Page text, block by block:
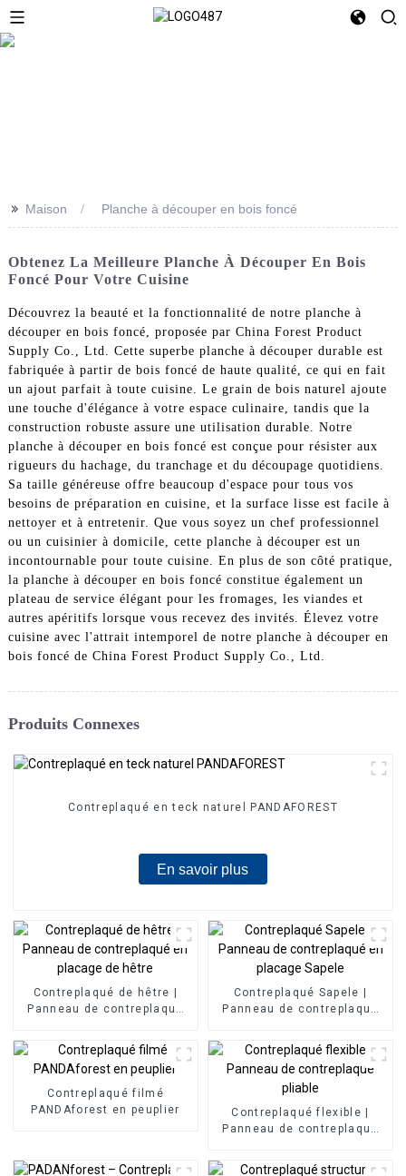
>> Maison Planche à découper en bois foncé
Obtenez La Meilleure Planche À Découper En Bois
Foncé Pour Votre Cuisine
Découvrez la beauté et la fonctionnalité de notre planche à
découper en bois foncé, proposée par China Forest Product
Supply Co., Ltd. Cette superbe planche à découper durable est
fabriquée à partir de bois foncé de haute qualité, ce qui en fait
un ajout parfait à toute cuisine. Le grain de bois naturel ajoute
une touche d'élégance à votre espace culinaire, tandis que la
construction robuste assure une utilisation durable. Notre
planche à découper en bois foncé est conçue pour résister aux
rigueurs du hachage, du tranchage et du découpage quotidiens.
Sa taille généreuse offre beaucoup d'espace pour tous vos
besoins de préparation en cuisine, et la surface lisse est facile à
nettoyer et à entretenir. Que vous soyez un chef professionnel
ou un cuisinier à domicile, cette planche à découper est un
incontournable pour toute cuisine. En plus de son côté pratique,
la planche à découper en bois foncé constitue également un
plateau de service élégant pour les fromages, les viandes et
autres apéritifs lorsque vous recevez des invités. Élevez votre
cuisine avec l'attrait intemporel de notre planche à découper en
bois foncé de China Forest Product Supply Co., Ltd.
Produits Connexes
Contreplaqué en teck naturel PANDAFOREST
En savoir plus
Contreplaqué de hêtre |
Panneau de contreplaqué
Contreplaqué Sapele |
Panneau de contreplaqué
Contreplaqué filmé
PANDAforest en peuplier
Contreplaqué flexible |
Panneau de contreplaqué